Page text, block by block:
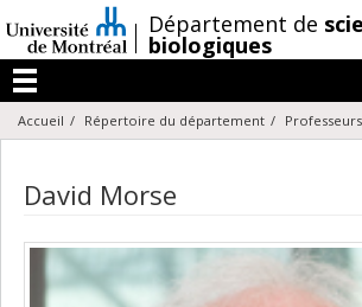
au
contenu
/Département de
biologiques
Menu
Accueil Répertoire du département Professeurs
David Morse